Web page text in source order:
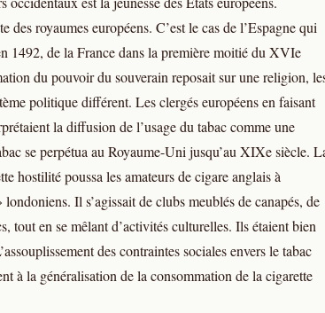
royaumes européens. C’est le cas de l’Espagne qui
1492, de la France dans la première moitié du XVIe
du pouvoir du souverain reposait sur une religion,
politique différent. Les clergés européens en faisant
la diffusion de l’usage du tabac comme une
se perpétua au Royaume-Uni jusqu’au XIXe siècle.
hostilité poussa les amateurs de cigare anglais à
Il s’agissait de clubs meublés de canapés, de
tout en se mêlant d’activités culturelles. Ils étaient bien
des contraintes sociales envers le tabac
à la généralisation de la consommation de la cigarette